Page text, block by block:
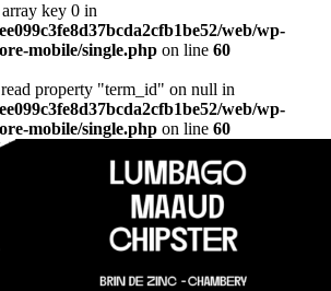
key 0 in
web/wp-
mobile/single.php on line 60
property "term_id" on null in
web/wp-
mobile/single.php on line 60